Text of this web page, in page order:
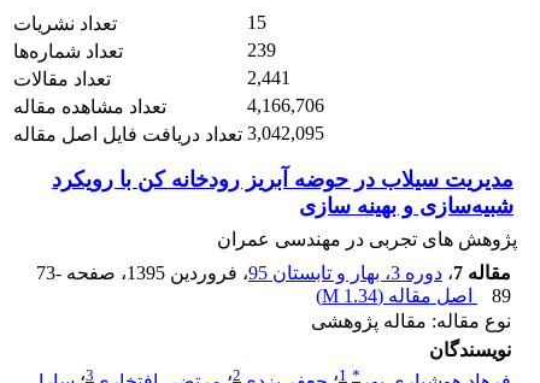
تعداد نشریات
15
تعداد شماره‌ها
239
تعداد مقالات
2,441
تعداد مشاهده مقاله
4,166,706
تعداد دریافت فایل اصل مقاله 3,042,095
مدیریت سیلاب در حوضه آبریز رودخانه کن با رویکرد
شبیه‌سازی و بهینه سازی
پژوهش های تجربی در مهندسی عمران
مقاله 7
، دوره 3، بهار و تابستان 95 ، فروردین 1395 ، صفحه 73-
89
اصل مقاله (1.34 M
)
نوع مقاله: مقاله پژوهشی
نویسندگان
*
1
2
3